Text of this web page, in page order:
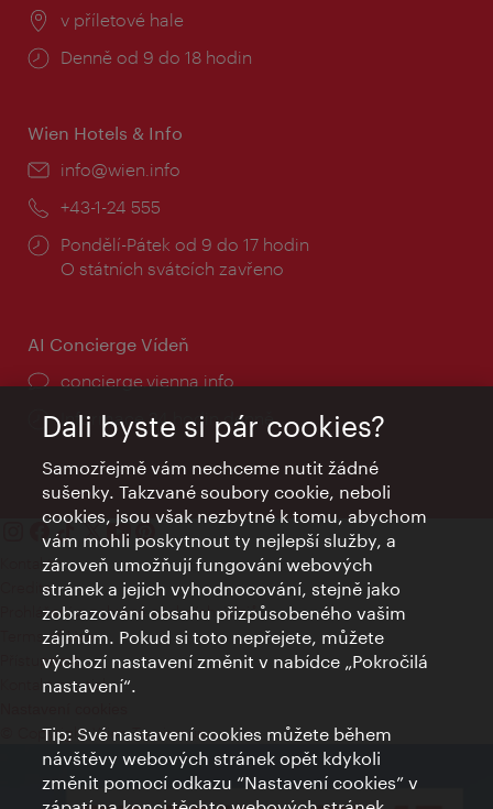
Místo:
v příletové hale
Provozní
Denně od 9 do 18 hodin
Wien Hotels & Info
E-
info@wien.info
Telefon:
+43-1-24 555
Provozní
doba:
Pondělí-Pátek od 9 do 17 hodin
O státních svátcích zavřeno
AI Concierge Vídeň
concierge.vienna.info
Informace 24 hodin denně
Kontakty
Credits
Prohlášení o ochraně osobních údajů
Terms of Use
Přístupnost
Kontakt pro tisk
© Copyright Wien Tourismus
Dali byste si pár cookies?
Samozřejmě vám nechceme nutit žádné
sušenky. Takzvané soubory cookie, neboli
cookies, jsou však nezbytné k tomu, abychom
vám mohli poskytnout ty nejlepší služby, a
zároveň umožňují fungování webových
stránek a jejich vyhodnocování, stejně jako
zobrazování obsahu přizpůsobeného vašim
zájmům. Pokud si toto nepřejete, můžete
výchozí nastavení změnit v nabídce „Pokročilá
nastavení“.
Tip: Své nastavení cookies můžete během
návštěvy webových stránek opět kdykoli
změnit pomocí odkazu “Nastavení cookies” v